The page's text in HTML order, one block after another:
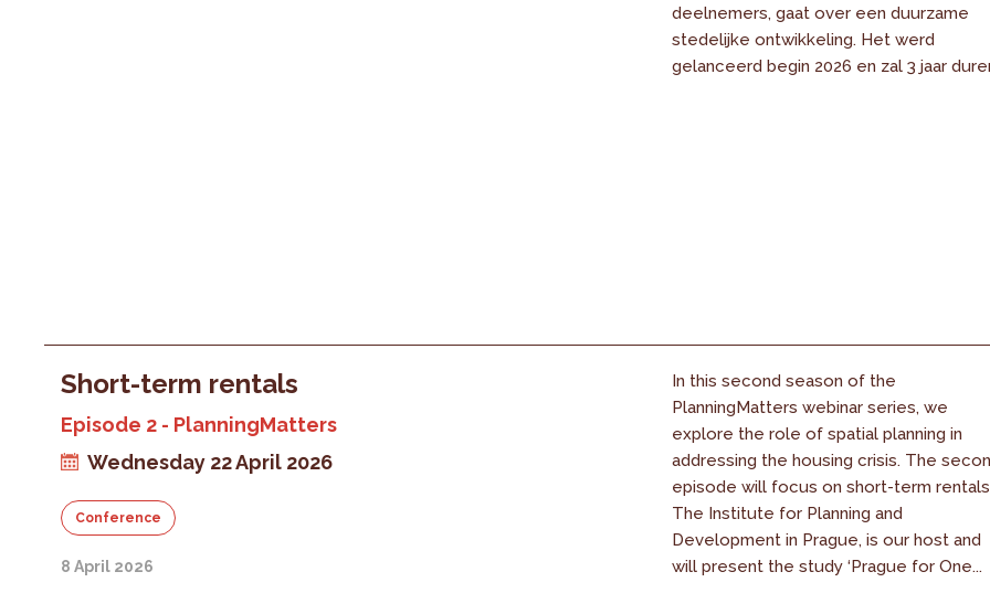
deelnemers, gaat over een duurzame
stedelijke ontwikkeling. Het werd
gelanceerd begin 2026 en zal 3 jaar
Short-term rentals
Episode 2 - PlanningMatters
Wednesday 22 April 2026
Conference
8 April 2026
In this second season of the
PlanningMatters webinar series, we
explore the role of spatial planning in
addressing the housing crisis. The
episode will focus on short-term
The Institute for Planning and
Development in Prague, is our host and
will present the study ‘Prague for One...